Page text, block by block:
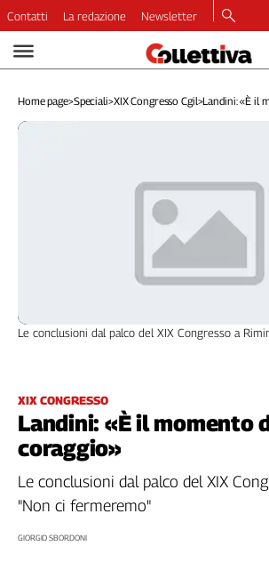
Video
Dirette
Longform
Internazionale
Culture
Filcams
Filctem
Fillea
Filt
Fiom
Contatti La redazione Newsletter
Home page>Speciali>XIX Congresso Cgil>Landini: «È il
XIX CONGRESSO
Landini: «È il momento
coraggio»
Le conclusioni dal palco del XIX Congresso a
Le conclusioni dal palco del XIX
"Non ci fermeremo"
GIORGIO SBORDONI